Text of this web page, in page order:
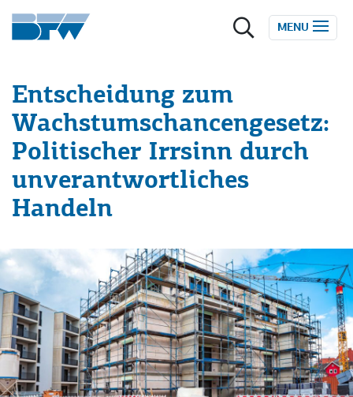
Zum Inhalt springen
MENU
Entscheidung zum
Wachstumschancengesetz:
Politischer Irrsinn durch
unverantwortliches
Handeln